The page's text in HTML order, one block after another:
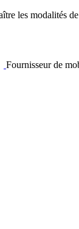
les modalités
Fournisseur de